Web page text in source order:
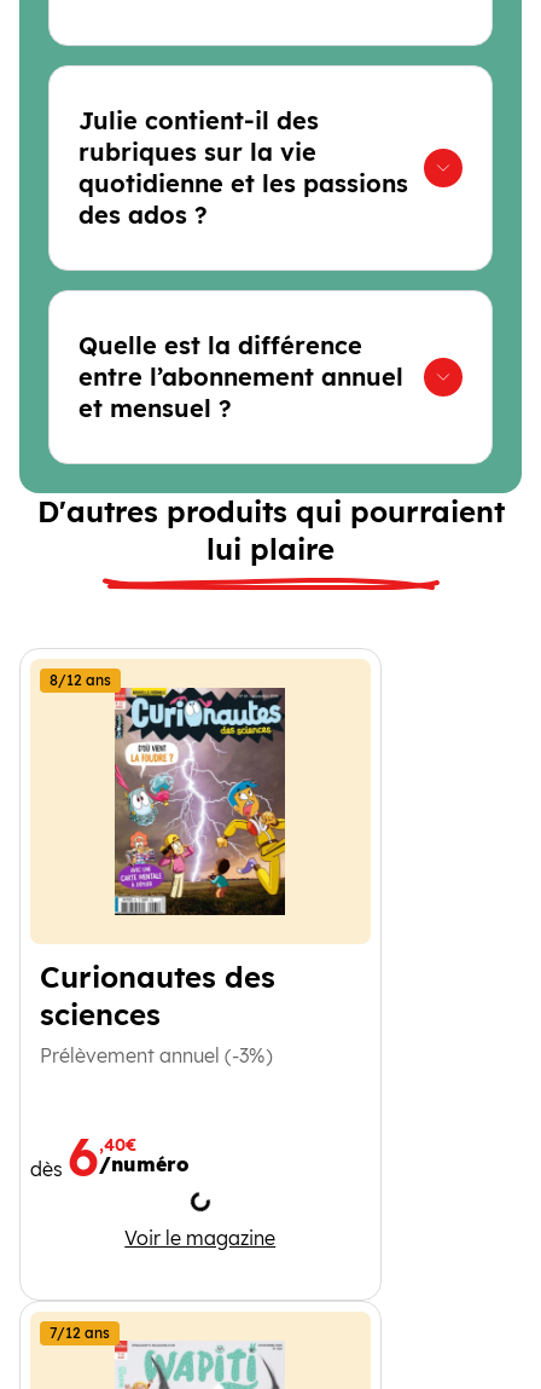
Julie contient-il des
rubriques sur la vie
quotidienne et les passions
des ados ?
Quelle est la différence
entre l’abonnement annuel
et mensuel ?
D'autres produits qui pourraient
lui plaire
Curionautes des
sciences
8/12 ans
Prélèvement annuel (-3%)
dès 6,40€
/numéro
Chargement
Voir le magazineCurionautes des sciences
7/12 ans